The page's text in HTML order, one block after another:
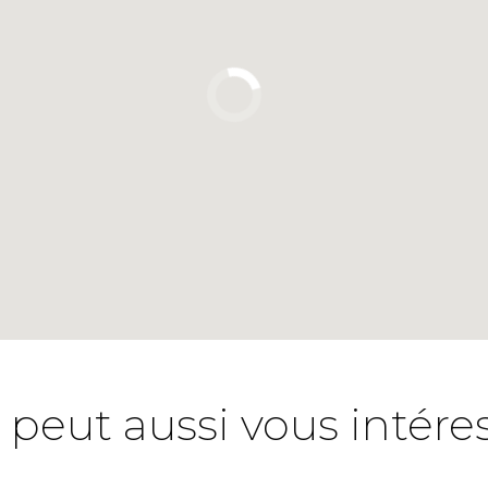
peut aussi vous